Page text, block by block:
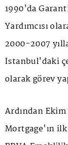
1990'da
Yardımcısı
2000-2007
İstanbul'daki
olarak görev
Ardından
Mortgage'ın